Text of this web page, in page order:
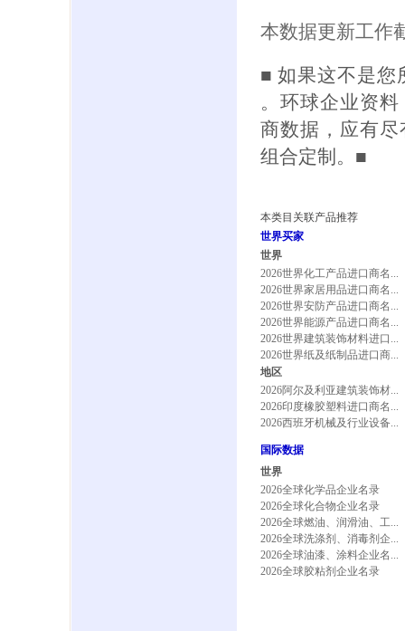
本数据更新工作
■ 如果这不是您
。环球企业资
商数据，应有
组合定制。■
本类目关联产品推荐
世界买家
世界
2026世界化工产品进口商名...
2026世界家居用品进口商名...
2026世界安防产品进口商名...
2026世界能源产品进口商名...
2026世界建筑装饰材料进口...
2026世界纸及纸制品进口商...
地区
2026阿尔及利亚建筑装饰材...
2026印度橡胶塑料进口商名...
2026西班牙机械及行业设备...
国际数据
世界
2026全球化学品企业名录
2026全球化合物企业名录
2026全球燃油、润滑油、工...
2026全球洗涤剂、消毒剂企...
2026全球油漆、涂料企业名...
2026全球胶粘剂企业名录